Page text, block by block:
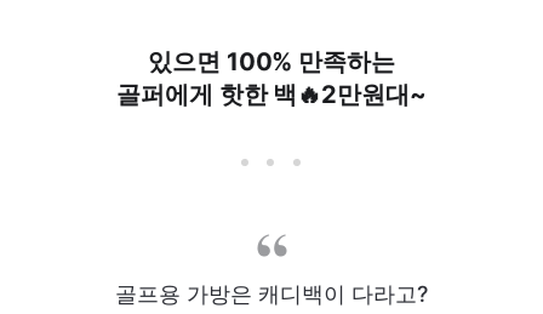
있으면 100% 만족하는
골퍼에게 핫한 백🔥2만원대~
골프용 가방은 캐디백이 다라고?